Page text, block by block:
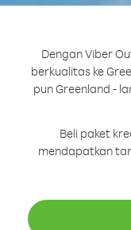
Dengan Viber
berkualitas ke
pun Greenland -
Beli paket
mendapatkan